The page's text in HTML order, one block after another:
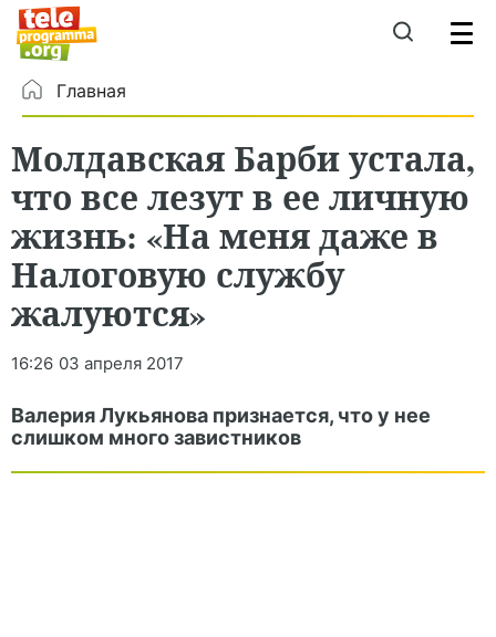
Главная
Молдавская Барби устала,
что все лезут в ее личную
жизнь: «На меня даже в
Налоговую службу
жалуются»
16:26 03 апреля 2017
Валерия Лукьянова признается, что у нее
слишком много завистников